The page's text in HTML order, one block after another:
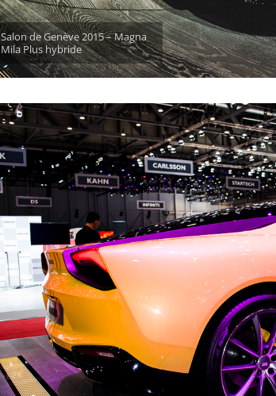
Salon de Genève 2015 – Magna
Mila Plus hybride